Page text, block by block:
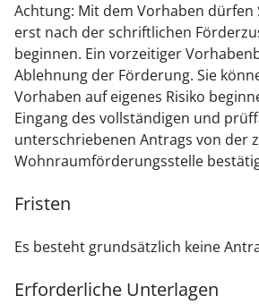
Achtung: Mit dem Vorhaben dürfen
erst nach der schriftlichen
beginnen. Ein vorzeitiger
Ablehnung der Förderung. Sie
Vorhaben auf eigenes Risiko
Eingang des vollständigen und
unterschriebenen Antrags von der
Wohnraumförderungsstelle
Fristen
Es besteht grundsätzlich keine
Erforderliche Unterlagen